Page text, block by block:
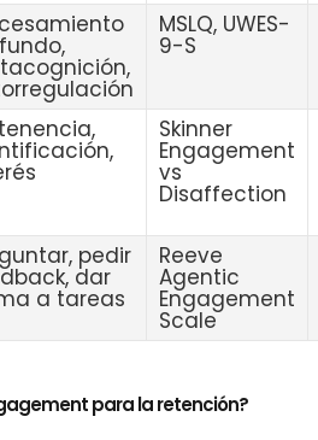
MSLQ, UWES-
9-S
Skinner
Engagement
vs
Disaffection
pedir
dar
a tareas
Reeve
Agentic
Engagement
Scale
para la retención?